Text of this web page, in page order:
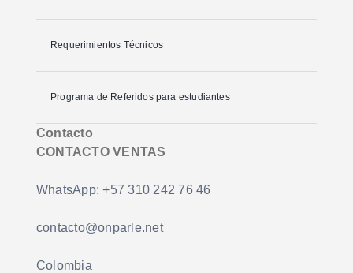
Requerimientos Técnicos
Programa de Referidos para estudiantes
Contacto
CONTACTO VENTAS
WhatsApp: +57 310 242 76 46
contacto@onparle.net
Colombia